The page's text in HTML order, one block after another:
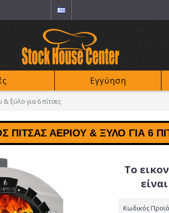
Εγγύηση
ξύλο για 6 πίτσες
ΠΊΤΣΑΣ ΑΕΡΊΟΥ & ΞΎΛΟ ΓΙΑ 6
Το
Κωδικός